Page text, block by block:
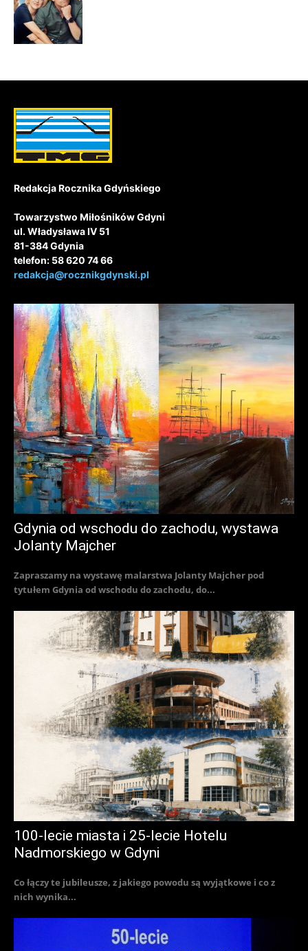
Redakcja Rocznika Gdyńskiego
Towarzystwo Miłośników Gdyni
ul. Władysława IV 51
81-384 Gdynia
telefon: 58 620 74 66
redakcja@rocznikgdynski.pl
Gdynia od wschodu do zachodu, wystawa
Jolanty Majcher
Zapraszamy na wystawę malarstwa Jolanty Majcher pod
tytułem Gdynia od wschodu do zachodu, do...
100-lecie miasta i 25-lecie Hotelu
Nadmorskiego w Gdyni
Co łączy te jubileusze, z jakiego powodu są wyjątkowe i co z
nich wynika...